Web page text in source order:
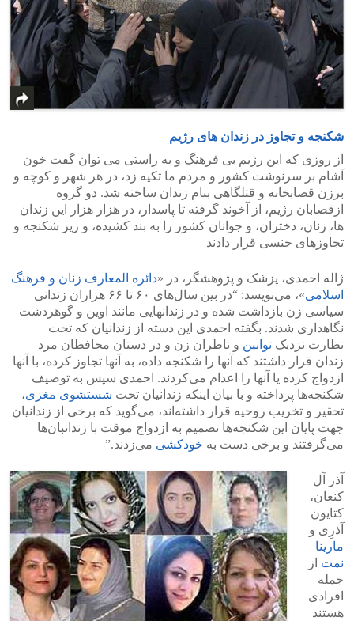
شکنجه و تجاوز در زندان های رژیم
از روزی که این رژیم بی فرهنگ و به راستی می توان گفت خون
آشام بر سرنوشت کشور و مردم ما تکیه زد، در هر شهر و کوچه و
برزن قصابخانه و قتلگاهی بنام زندان ساخته شد. دو گروه
ازقصابان رژیم، از آخوند گرفته تا پاسدار، در هزار هزار این زندان
ها، زنان، دختران، و جوانان کشور را به بند کشیده، و زیر شکنجه و
تجاوزهای جنسی قرار دادند
ژاله احمدی، پزشک و پژوهشگر، در «دائره المعارف زنان و فرهنگ
اسلامی
»، می‌نویسد: “در بین سال‌های ۶۰ تا ۶۶ هزاران زندانی
سیاسی زن بازداشت شده و در زندانهایی مانند اوین و گوهردشت
نگاهداری شدند. بگفته احمدی این دسته از زندانیان که تحت
نظارت نزدیک توابین و ناظران زن و در دستان محافظان مرد
زندان قرار داشتند که آنها را شکنجه داده، به آنها تجاوز کرده، با آنها
ازدواج کرده یا آنها را اعدام می‌کردند. احمدی سپس به توصیف
شکنجه‌ها پرداخته و با بیان اینکه زندانیان تحت شستشوی مغزی،
تحقیر و تخریب روحیه قرار داشته‌اند، می‌گوید که برخی از زندانیان
جهت پایان این شکنجه‌ها تصمیم به ازدواج موقت با زندانبان‌ها
می‌گرفتند و برخی دست به خودکشی می‌زدند.”
آذر آل
کنعان،
کتایون
آذرِی و
مارینا
نمت از
جمله
افرادی
هستند